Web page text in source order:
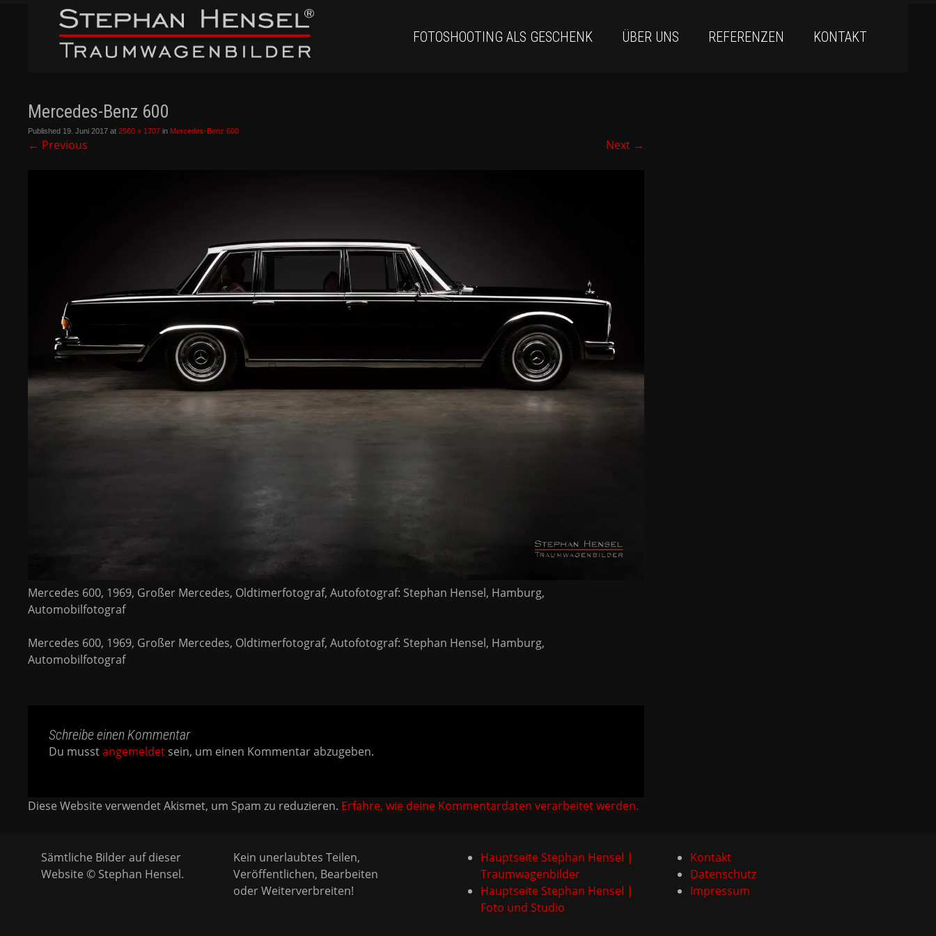
FOTOSHOOTING ALS GESCHENK ÜBER UNS REFERENZEN KONTAKT
Mercedes-Benz 600
Published 19. Juni 2017 at2560 × 1707 in Mercedes-Benz 600
← Previous Next →
Mercedes 600, 1969, Großer Mercedes, Oldtimerfotograf, Autofotograf: Stephan Hensel, Hamburg,
Automobilfotograf
Mercedes 600, 1969, Großer Mercedes, Oldtimerfotograf, Autofotograf: Stephan Hensel, Hamburg,
Automobilfotograf
Schreibe einen Kommentar
Du musstangemeldet sein, um einen Kommentar abzugeben.
Diese Website verwendet Akismet, um Spam zu reduzieren. Erfahre, wie deine Kommentardaten verarbeitet werden.
Sämtliche Bilder auf dieser
Website © Stephan Hensel.
Kein unerlaubtes Teilen,
Veröffentlichen, Bearbeiten
oder Weiterverbreiten!
Hauptseite Stephan Hensel |
Traumwagenbilder
Hauptseite Stephan Hensel |
Foto und Studio
Kontakt
Datenschutz
Impressum